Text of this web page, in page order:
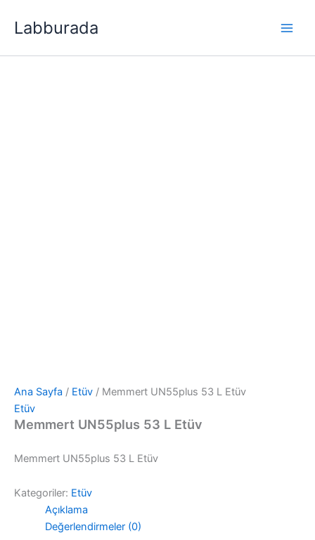
atlaLabburada
Ana Sayfa / Etüv / Memmert UN55plus 53 L Etüv
Etüv
Memmert UN55plus 53 L Etüv
Memmert UN55plus 53 L Etüv
Kategoriler: Etüv
Açıklama
Değerlendirmeler (0)